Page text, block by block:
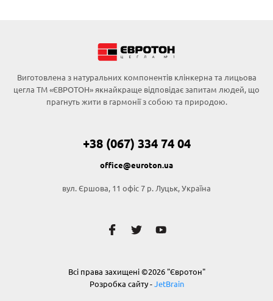
Виготовлена з натуральних компонентів клінкерна та лицьова
цегла ТМ «ЄВРОТОН» якнайкраще відповідає запитам людей, що
прагнуть жити в гармонії з собою та природою.
+38 (067) 334 74 04
office@euroton.ua
вул. Єршова, 11 офіс 7 р. Луцьк, Україна
Всі права захищені ©2026 "Євротон"
Розробка сайту - JetBrain